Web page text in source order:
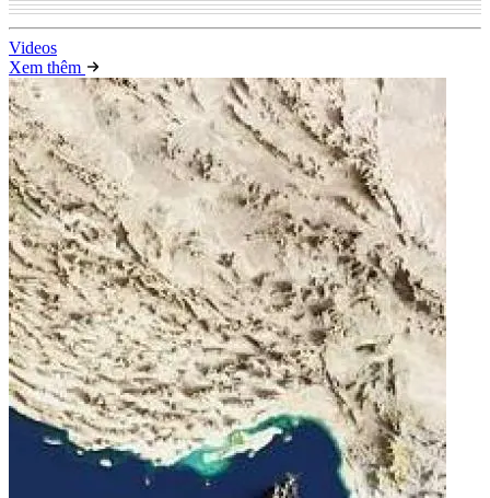
Videos
Xem thêm